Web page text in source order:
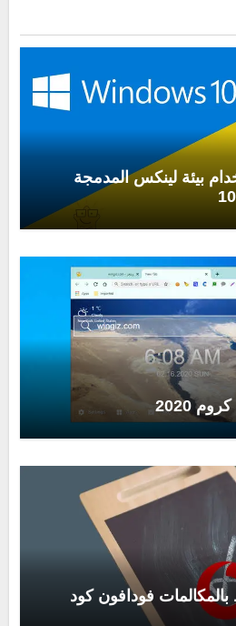
بيئة لينكس المدمجة
2020
بالمكالمات فودافون كود